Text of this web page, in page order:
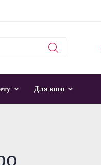
Для кого